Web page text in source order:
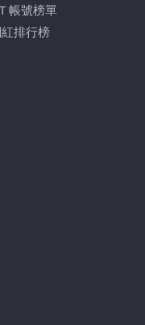
帳號榜單
排行榜